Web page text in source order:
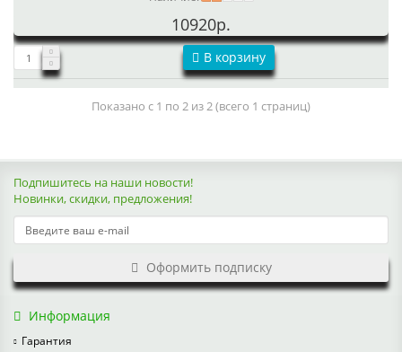
10920р.
В корзину
Показано с 1 по 2 из 2 (всего 1 страниц)
Подпишитесь на наши новости!
Новинки, скидки, предложения!
Оформить подписку
Информация
Гарантия